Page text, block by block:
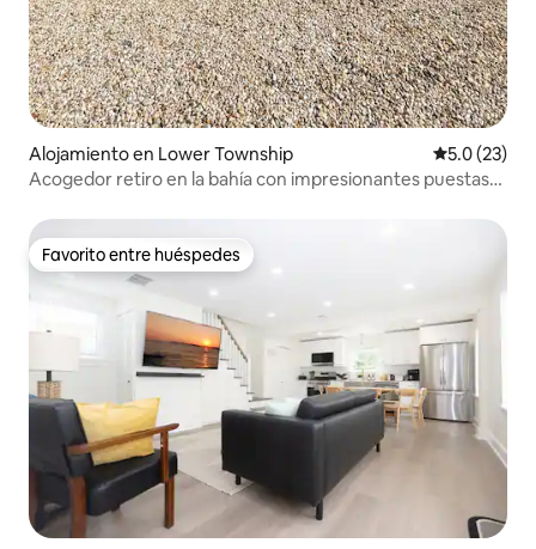
Alojamiento en Lower Township Calificación
5.0 (23)
Acogedor retiro en la bahía con impresionantes puestas
Favorito entre huéspedes
Favorito entre huéspedes